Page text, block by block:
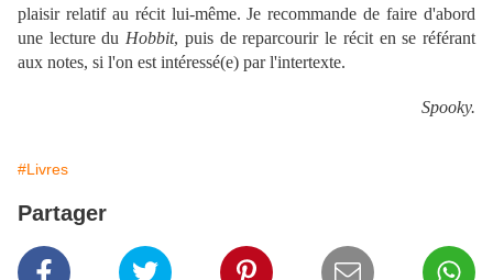
plaisir relatif au récit lui-même. Je recommande de faire d'abord
une lecture du Hobbit, puis de reparcourir le récit en se référant
aux notes, si l'on est intéressé(e) par l'intertexte.
Spooky.
#Livres
Partager